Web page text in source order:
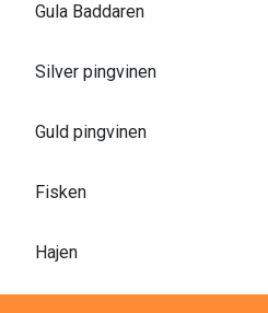
Gula Baddaren
Silver pingvinen
Guld pingvinen
Fisken
Hajen